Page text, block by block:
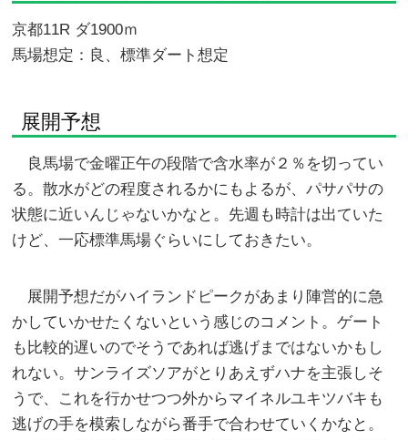
京都11R ダ1900ｍ
馬場想定：良、標準ダート想定
展開予想
良馬場で金曜正午の段階で含水率が２％を切ってい
る。散水がどの程度されるかにもよるが、パサパサの
状態に近いんじゃないかなと。先週も時計は出ていた
けど、一応標準馬場ぐらいにしておきたい。
展開予想だがハイランドピークがあまり陣営的に急
かしていかせたくないという感じのコメント。ゲート
も比較的遅いのでそうであれば逃げまではないかもし
れない。サンライズソアがとりあえずハナを主張しそ
うで、これを行かせつつ外からマイネルユキツバキも
逃げの手を模索しながら番手で合わせていくかなと。